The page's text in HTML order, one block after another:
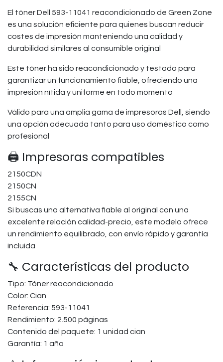
El tóner Dell 593-11041 reacondicionado de Green Zone
es una solución eficiente para quienes buscan reducir
costes de impresión manteniendo una calidad y
durabilidad similares al consumible original
Este tóner ha sido reacondicionado y testado para
garantizar un funcionamiento fiable, ofreciendo una
impresión nítida y uniforme en todo momento
Válido para una amplia gama de impresoras Dell, siendo
una opción adecuada tanto para uso doméstico como
profesional
🖨️ Impresoras compatibles
2150CDN
2150CN
2155CN
Si buscas una alternativa fiable al original con una
excelente relación calidad-precio, este modelo ofrece
un rendimiento equilibrado, con envío rápido y garantía
incluida
🔧 Características del producto
Tipo: Tóner reacondicionado
Color: Cian
Referencia: 593-11041
Rendimiento: 2.500 páginas
Contenido del paquete: 1 unidad cian
Garantía: 1 año